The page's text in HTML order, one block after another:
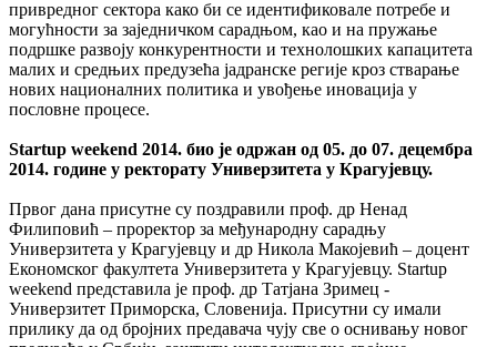
привредног сектора како би се идентификовале потребе и
могућности за заједничком сарадњом, као и на пружање
подршке развоју конкурентности и технолошких капацитета
малих и средњих предузећа јадранске регије кроз стварање
нових националних политика и увођење иновација у
пословне процесе.
Startup weekend 2014. био је одржан од 05. до 07. децембра
2014. године у ректорату Универзитета у Крагујевцу.
Првог дана присутне су поздравили проф. др Ненад
Филиповић – проректор за међународну сарадњу
Универзитета у Крагујевцу и др Никола Макојевић – доцент
Економског факултета Универзитета у Крагујевцу. Startup
weekend представила је проф. др Татјана Зримец -
Универзитет Приморска, Словенија. Присутни су имали
прилику да од бројних предавача чују све о оснивању новог